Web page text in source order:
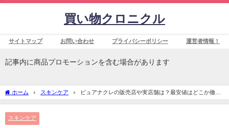
買い物クロニクル
サイトマップ お問い合わせ プライバシーポリシー 運営者情報！
記事内に商品プロモーションを含む場合があります
ホーム スキンケア
ピュアナクレの販売店や実店舗は？最安値はどこか徹底
比較！
スキンケア